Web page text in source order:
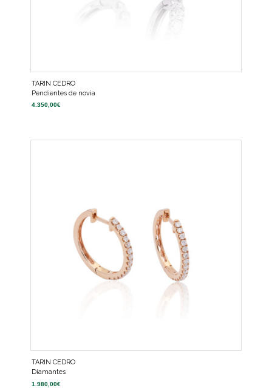
TARIN CEDRO
Pendientes de novia
4.350,00€
TARIN CEDRO
Diamantes
1.980,00€